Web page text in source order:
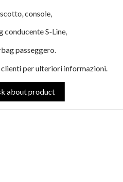
console,
conducente S-Line,
passeggero.
per ulteriori informazioni.
about product